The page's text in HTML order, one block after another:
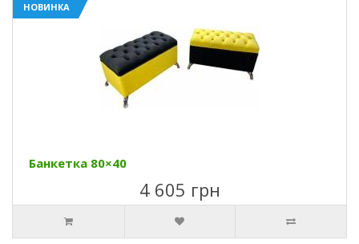
НОВИНКА
Банкетка 80×40
4 605 грн